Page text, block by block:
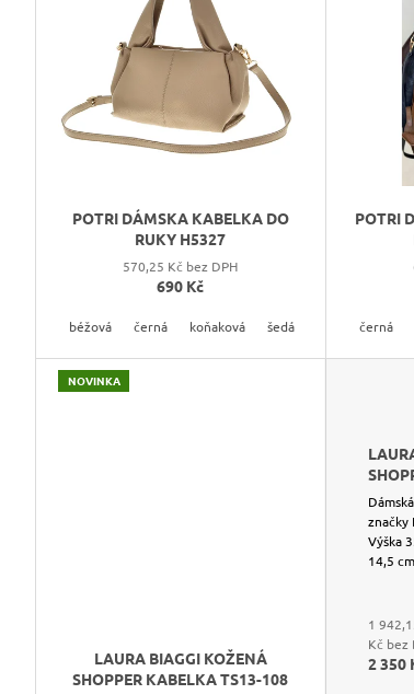
POTRI DÁMSKA KABELKA DO
RUKY H5327
570,25 Kč bez DPH
690 Kč
béžová černá koňaková šedá tmavě béžová
POTRI
černá
NOVINKA
LAURA BIAGGI KOŽENÁ
SHOPPER KABELKA TS13-108
6681
značky
Výška
14,5 cm
1
Kč bez
2 350